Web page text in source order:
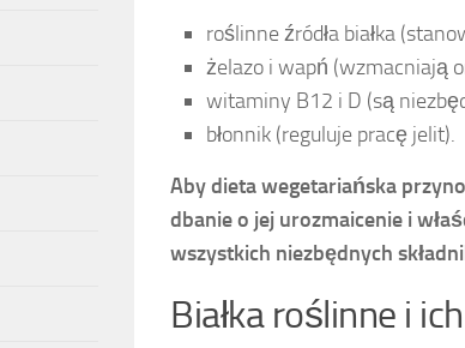
roślinne źródła białka
żelazo i wapń (wzmacniają
witaminy B12 i D (są
błonnik (reguluje pracę jelit).
Aby dieta wegetariańska
dbanie o jej urozmaicenie i
wszystkich niezbędnych
Białka roślinne i